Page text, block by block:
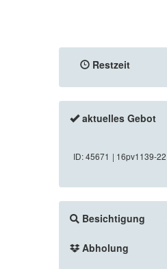
Restzeit
aktuelles Gebot
ID: 45671 | 16pv1139-22
Besichtigung
Abholung